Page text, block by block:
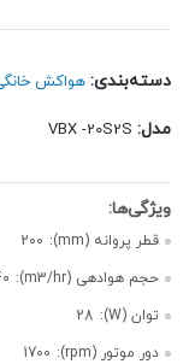
دسته‌بندی: هواکش
مدل:
قطر پروانه (mm):
200
حجم هوادهی (m3/hr):
توان (W):
28
دور موتور (rpm):
1700